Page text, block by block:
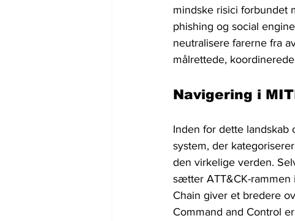
mindske risici forbundet
phishing og social
neutralisere farerne fra
målrettede,
Navigering i
Inden for dette landskab
system, der
den virkelige verden.
sætter ATT&CK-
Chain giver et bredere
Command and Control